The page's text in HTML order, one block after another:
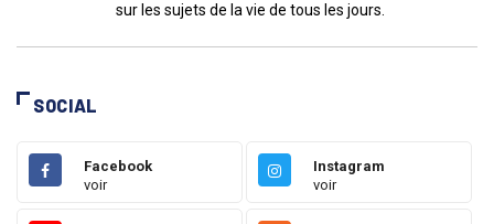
sur les sujets de la vie de tous les jours.
SOCIAL
Facebook
voir
Instagram
voir